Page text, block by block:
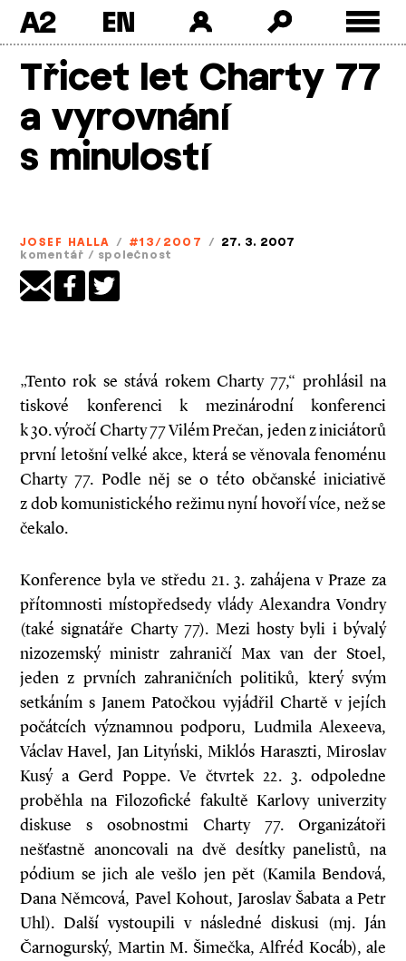
A2
Třicet let Charty 77
a vyrovnání
s minulostí
JOSEF HALLA / #13/2007 / 27. 3. 2007
komentář / společnost
„Tento rok se stává rokem Charty 77,“ prohlásil na
tiskové konferenci k mezinárodní konferenci
k 30. výročí Charty 77 Vilém Prečan, jeden z iniciátorů
první letošní velké akce, která se věnovala fenoménu
Charty 77. Podle něj se o této občanské iniciativě
z dob komunistického režimu nyní hovoří více, než se
čekalo.
Konference byla ve středu 21. 3. zahájena v Praze za
přítomnosti místopředsedy vlády Alexandra Vondry
(také signatáře Charty 77). Mezi hosty byli i bývalý
nizozemský ministr zahraničí Max van der Stoel,
jeden z prvních zahraničních politiků, který svým
setkáním s Janem Patočkou vyjádřil Chartě v jejích
počátcích významnou podporu, Ludmila Alexeeva,
Václav Havel, Jan Lityński, Miklós Haraszti, Miroslav
Kusý a Gerd Poppe. Ve čtvrtek 22. 3. odpoledne
proběhla na Filozofické fakultě Karlovy univerzity
diskuse s osobnostmi Charty 77. Organizátoři
nešťastně anoncovali na dvě desítky panelistů, na
pódium se jich ale vešlo jen pět (Kamila Bendová,
Dana Němcová, Pavel Kohout, Jaroslav Šabata a Petr
Uhl). Další vystoupili v následné diskusi (mj. Ján
Čarnogurský, Martin M. Šimečka, Alfréd Kocáb), ale